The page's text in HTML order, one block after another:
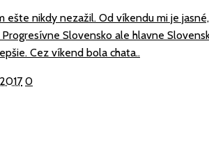
ešte nikdy nezažil. Od víkendu mi je
Slovensko ale hlavne
Cez víkend bola chata..
0